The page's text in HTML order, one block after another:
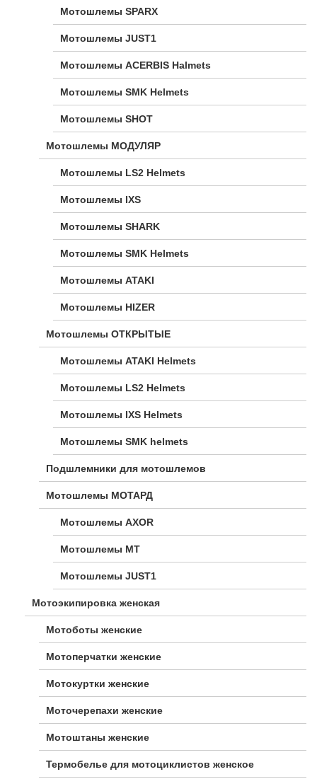
Мотошлемы SPARX
Мотошлемы JUST1
Мотошлемы ACERBIS Halmets
Мотошлемы SMK Helmets
Мотошлемы SHOT
Мотошлемы МОДУЛЯР
Мотошлемы LS2 Helmets
Мотошлемы IXS
Мотошлемы SHARK
Мотошлемы SMK Helmets
Мотошлемы ATAKI
Мотошлемы HIZER
Мотошлемы ОТКРЫТЫЕ
Мотошлемы ATAKI Helmets
Мотошлемы LS2 Helmets
Мотошлемы IXS Helmets
Мотошлемы SMK helmets
Подшлемники для мотошлемов
Мотошлемы МОТАРД
Мотошлемы AXOR
Мотошлемы MT
Мотошлемы JUST1
Мотоэкипировка женская
Мотоботы женские
Мотоперчатки женские
Мотокуртки женские
Моточерепахи женские
Мотоштаны женские
Термобелье для мотоциклистов женское